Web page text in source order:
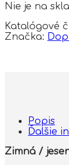
Nie je na
Katalógové
Značka:
Popis
Ďalšie
Zimná /